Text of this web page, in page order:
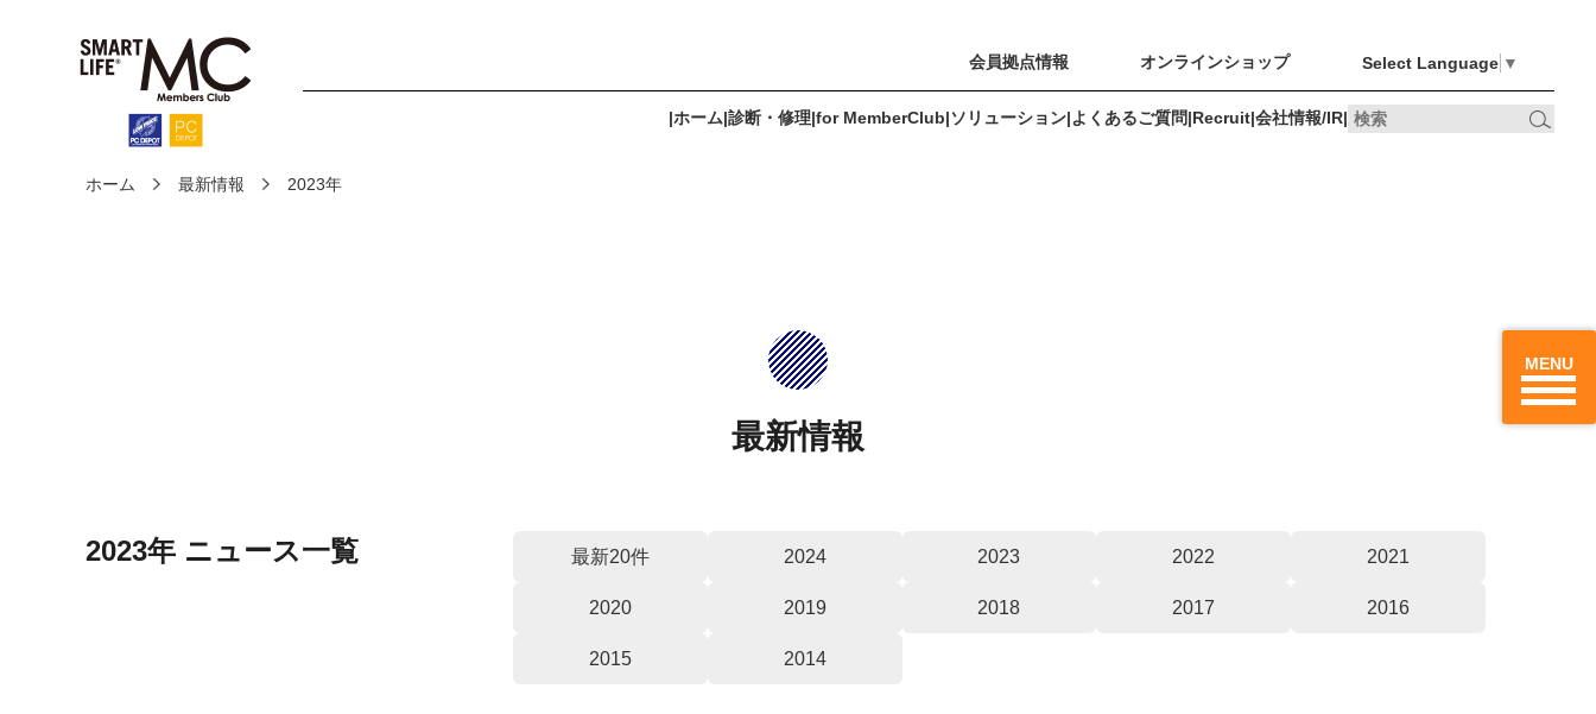
会員拠点情報 オンラインショップ Select Language ▼
|ホーム|診断・修理|for MemberClub|ソリューション|よくあるご質問|Recruit|会社情報/IR|
ホーム
ホーム 最新情報 2023年
最新情報
最新20件 2024 2023 2022 2021
2020 2019 2018 2017 2016
2015 2014
2023年 ニュース一覧